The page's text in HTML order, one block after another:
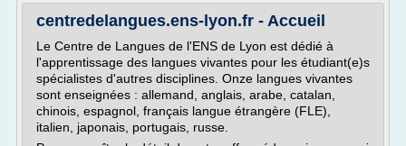
centredelangues.ens-lyon.fr - Accueil
Le Centre de Langues de l'ENS de Lyon est dédié à
l'apprentissage des langues vivantes pour les étudiant(e)s
spécialistes d'autres disciplines. Onze langues vivantes
sont enseignées : allemand, anglais, arabe, catalan,
chinois, espagnol, français langue étrangère (FLE),
italien, japonais, portugais, russe.